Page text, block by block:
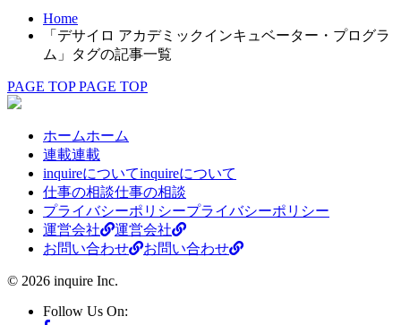
Home
「デサイロ アカデミックインキュベーター・プログラ
ム」タグの記事一覧
PAGE TOP PAGE TOP
ホームホーム
連載連載
inquireについてinquireについて
仕事の相談仕事の相談
プライバシーポリシープライバシーポリシー
運営会社
運営会社
お問い合わせ
お問い合わせ
© 2026 inquire Inc.
Follow Us On: